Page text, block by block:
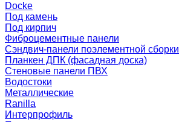
Docke
Под камень
Под кирпич
Фиброцементные панели
Сэндвич-панели поэлементной сборки
Планкен ДПК (фасадная доска)
Стеновые панели ПВХ
Водостоки
Металлические
Ranilla
Интерпрофиль